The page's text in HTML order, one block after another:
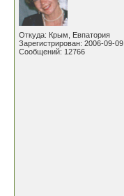
Откуда: Крым, Евпатория
Зарегистрирован: 2006-09-09
Сообщений: 12766